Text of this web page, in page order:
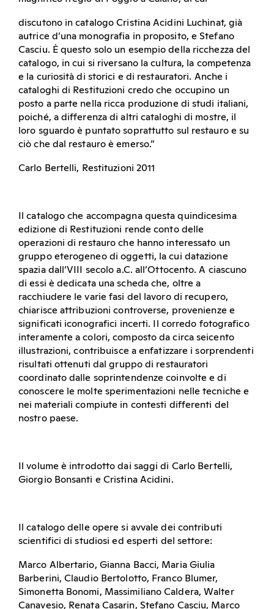
discutono in catalogo Cristina Acidini Luchinat, già
autrice d’una monografia in proposito, e Stefano
Casciu. È questo solo un esempio della ricchezza del
catalogo, in cui si riversano la cultura, la competenza
e la curiosità di storici e di restauratori. Anche i
cataloghi di Restituzioni credo che occupino un
posto a parte nella ricca produzione di studi italiani,
poiché, a differenza di altri cataloghi di mostre, il
loro sguardo è puntato soprattutto sul restauro e su
ciò che dal restauro è emerso.”
Carlo Bertelli, Restituzioni 2011
Il catalogo che accompagna questa quindicesima
edizione di Restituzioni rende conto delle
operazioni di restauro che hanno interessato un
gruppo eterogeneo di oggetti, la cui datazione
spazia dall’VIII secolo a.C. all’Ottocento. A ciascuno
di essi è dedicata una scheda che, oltre a
racchiudere le varie fasi del lavoro di recupero,
chiarisce attribuzioni controverse, provenienze e
significati iconografici incerti. Il corredo fotografico
interamente a colori, composto da circa seicento
illustrazioni, contribuisce a enfatizzare i sorprendenti
risultati ottenuti dal gruppo di restauratori
coordinato dalle soprintendenze coinvolte e di
conoscere le molte sperimentazioni nelle tecniche e
nei materiali compiute in contesti differenti del
nostro paese.
Il volume è introdotto dai saggi di Carlo Bertelli,
Giorgio Bonsanti e Cristina Acidini.
Il catalogo delle opere si avvale dei contributi
scientifici di studiosi ed esperti del settore:
Marco Albertario, Gianna Bacci, Maria Giulia
Barberini, Claudio Bertolotto, Franco Blumer,
Simonetta Bonomi, Massimiliano Caldera, Walter
Canavesio, Renata Casarin, Stefano Casciu, Marco